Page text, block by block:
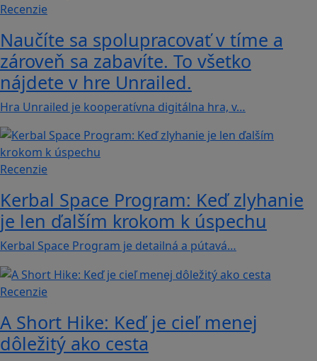
Recenzie
Naučíte sa spolupracovať v tíme a
zároveň sa zabavíte. To všetko
nájdete v hre Unrailed.
Hra Unrailed je kooperatívna digitálna hra, v…
Recenzie
Kerbal Space Program: Keď zlyhanie
je len ďalším krokom k úspechu
Kerbal Space Program je detailná a pútavá…
Recenzie
A Short Hike: Keď je cieľ menej
dôležitý ako cesta